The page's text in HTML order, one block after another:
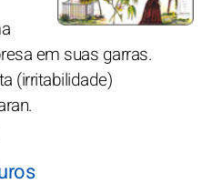
em suas garras.
(irritabilidade)